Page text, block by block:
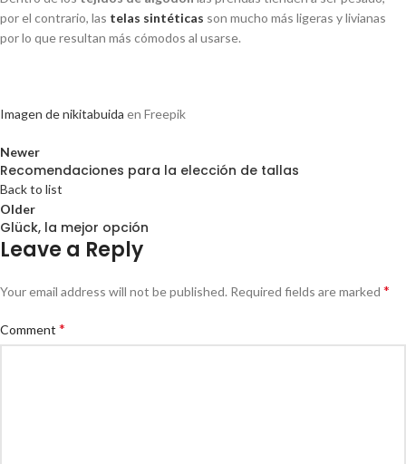
por el contrario, las telas sintéticas son mucho más ligeras y livianas
por lo que resultan más cómodos al usarse.
Imagen de nikitabuida en Freepik
Newer
Recomendaciones para la elección de tallas
Back to list
Older
Glück, la mejor opción
Leave a Reply
Your email address will not be published. Required fields are marked *
Comment *